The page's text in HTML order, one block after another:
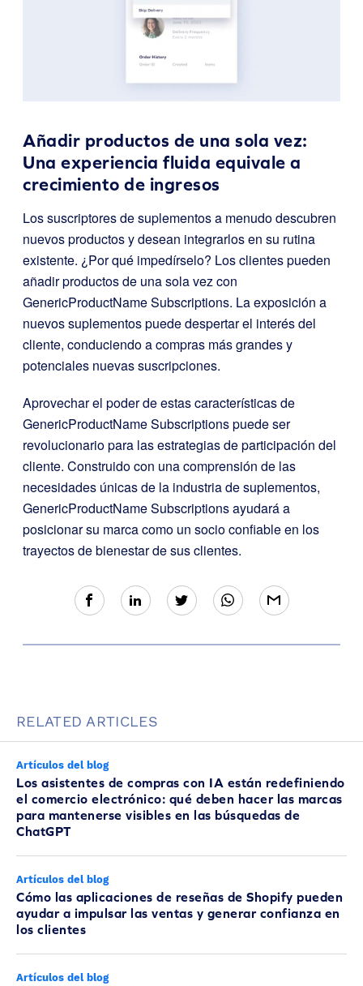
Añadir productos de una sola vez:
Una experiencia fluida equivale a
crecimiento de ingresos
Los suscriptores de suplementos a menudo descubren
nuevos productos y desean integrarlos en su rutina
existente. ¿Por qué impedírselo? Los clientes pueden
añadir productos de una sola vez con
GenericProductName Subscriptions. La exposición a
nuevos suplementos puede despertar el interés del
cliente, conduciendo a compras más grandes y
potenciales nuevas suscripciones.
Aprovechar el poder de estas características de
GenericProductName Subscriptions puede ser
revolucionario para las estrategias de participación del
cliente. Construido con una comprensión de las
necesidades únicas de la industria de suplementos,
GenericProductName Subscriptions ayudará a
posicionar su marca como un socio confiable en los
trayectos de bienestar de sus clientes.
RELATED ARTICLES
Artículos del blog
Los asistentes de compras con IA están redefiniendo
el comercio electrónico: qué deben hacer las marcas
para mantenerse visibles en las búsquedas de
ChatGPT
Artículos del blog
Cómo las aplicaciones de reseñas de Shopify pueden
ayudar a impulsar las ventas y generar confianza en
los clientes
Artículos del blog